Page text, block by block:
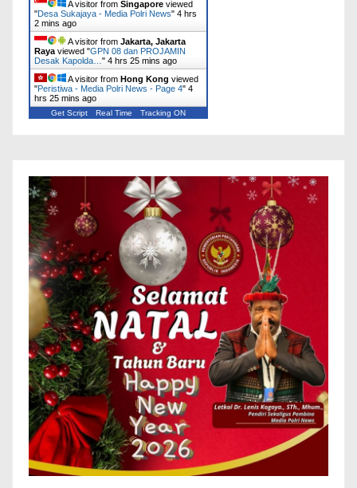
A visitor from Singapore viewed
"Desa Sukajaya - Media Polri News" 4 hrs
2 mins ago
A visitor from Jakarta, Jakarta
Raya viewed "GPN 08 dan PROJAMIN
Desak Kapolda… " 4 hrs 25 mins ago
A visitor from Hong Kong viewed
"Peristiwa - Media Polri News - Page 4" 4
hrs 25 mins ago
Get Script Real Time Tracking ON